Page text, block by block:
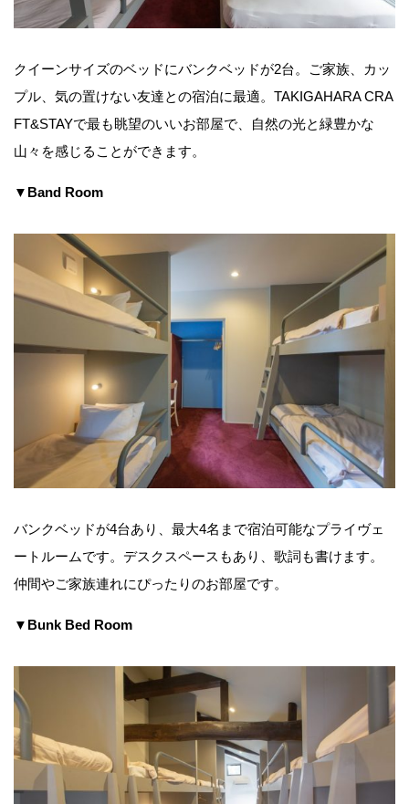
クイーンサイズのベッドにバンクベッドが2台。ご家族、カッ
プル、気の置けない友達との宿泊に最適。TAKIGAHARA CRA
FT&STAYで最も眺望のいいお部屋で、自然の光と緑豊かな
山々を感じることができます。
▼Band Room
バンクベッドが4台あり、最大4名まで宿泊可能なプライヴェ
ートルームです。デスクスペースもあり、歌詞も書けます。
仲間やご家族連れにぴったりのお部屋です。
▼Bunk Bed Room